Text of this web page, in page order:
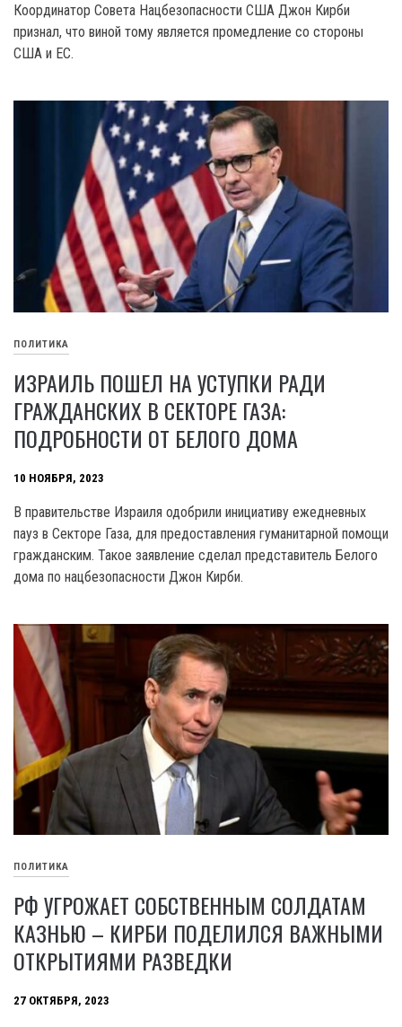
Координатор Совета Нацбезопасности США Джон Кирби
признал, что виной тому является промедление со стороны
США и ЕС.
ПОЛИТИКА
ИЗРАИЛЬ ПОШЕЛ НА УСТУПКИ РАДИ
ГРАЖДАНСКИХ В СЕКТОРЕ ГАЗА:
ПОДРОБНОСТИ ОТ БЕЛОГО ДОМА
10 НОЯБРЯ, 2023
В правительстве Израиля одобрили инициативу ежедневных
пауз в Секторе Газа, для предоставления гуманитарной помощи
гражданским. Такое заявление сделал представитель Белого
дома по нацбезопасности Джон Кирби.
ПОЛИТИКА
РФ УГРОЖАЕТ СОБСТВЕННЫМ СОЛДАТАМ
КАЗНЬЮ – КИРБИ ПОДЕЛИЛСЯ ВАЖНЫМИ
ОТКРЫТИЯМИ РАЗВЕДКИ
27 ОКТЯБРЯ, 2023